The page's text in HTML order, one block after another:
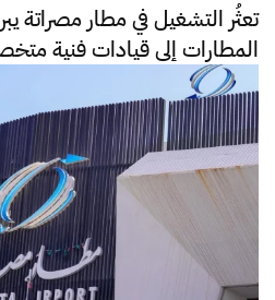
تعثُر التشغيل في مطار مصراتة
المطارات إلى قيادات فنية